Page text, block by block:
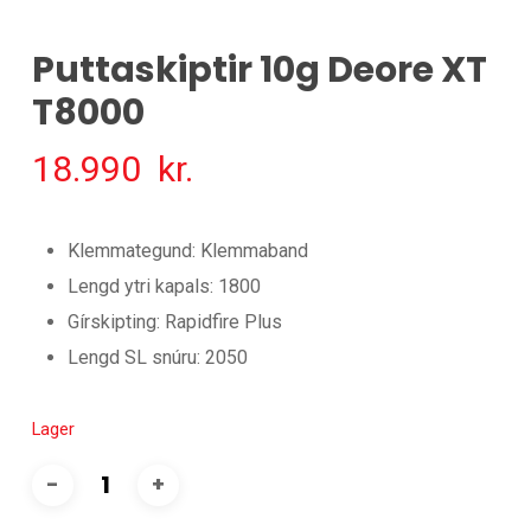
Puttaskiptir 10g Deore XT
T8000
18.990 kr.
Klemmategund: Klemmaband
Lengd ytri kapals: 1800
Gírskipting: Rapidfire Plus
Lengd SL snúru: 2050
Lager